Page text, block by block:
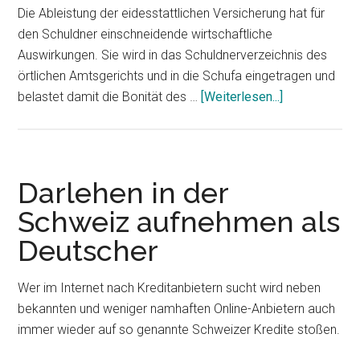
Die Ableistung der eidesstattlichen Versicherung hat für
den Schuldner einschneidende wirtschaftliche
Auswirkungen. Sie wird in das Schuldnerverzeichnis des
örtlichen Amtsgerichts und in die Schufa eingetragen und
belastet damit die Bonität des … [Weiterlesen...]
Darlehen in der
Schweiz aufnehmen als
Deutscher
Wer im Internet nach Kreditanbietern sucht wird neben
bekannten und weniger namhaften Online-Anbietern auch
immer wieder auf so genannte Schweizer Kredite stoßen.